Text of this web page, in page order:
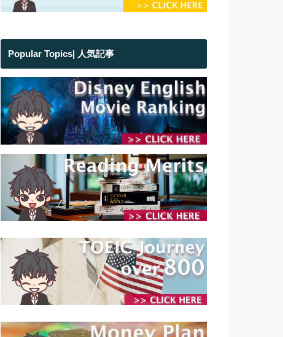
Popular Topics| 人気記事